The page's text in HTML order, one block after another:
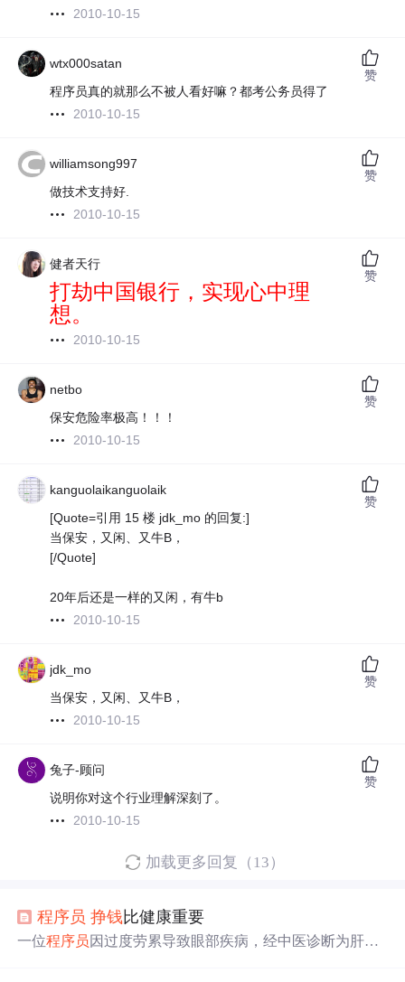
2010-10-15
wtx000satan
程序员真的就那么不被人看好嘛？都考公务员得了
2010-10-15
赞
williamsong997
做技术支持好.
2010-10-15
赞
健者天行
打劫中国银行，实现心中理
想。
2010-10-15
赞
netbo
保安危险率极高！！！
2010-10-15
赞
kanguolaikanguolaik
[Quote=引用 15 楼 jdk_mo 的回复:]
当保安，又闲、又牛B，
[/Quote]
20年后还是一样的又闲，有牛b
2010-10-15
赞
jdk_mo
当保安，又闲、又牛B，
2010-10-15
赞
兔子-顾问
说明你对这个行业理解深刻了。
2010-10-15
赞
加载更多回复（13）
程序员 挣钱 比健康重要
一位程序员因过度劳累导致眼部疾病，经中医诊断为肝火